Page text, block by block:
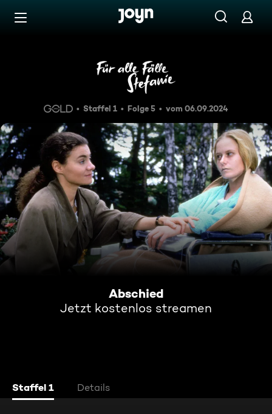
Zum Inhalt springen
Abschied
Staffel 1 Folge 5 vom 06.09.2024
Abschied
Jetzt kostenlos streamen
Staffel 1 Details